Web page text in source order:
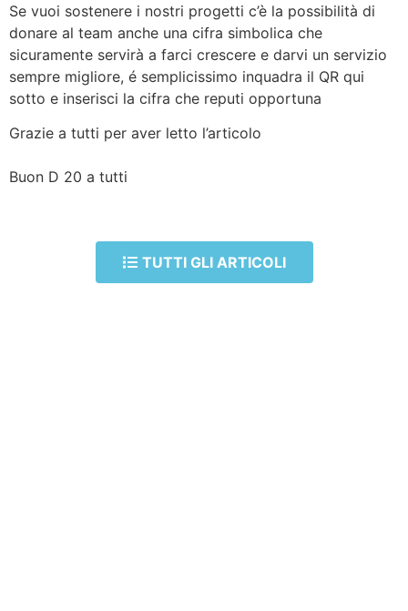
Se vuoi sostenere i nostri progetti c’è la possibilità di
donare al team anche una cifra simbolica che
sicuramente servirà a farci crescere e darvi un servizio
sempre migliore, é semplicissimo inquadra il QR qui
sotto e inserisci la cifra che reputi opportuna
Grazie a tutti per aver letto l’articolo
Buon D 20 a tutti
TUTTI GLI ARTICOLI